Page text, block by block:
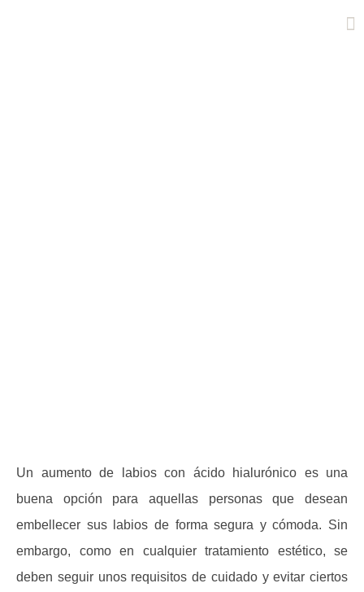
Un aumento de labios con ácido hialurónico es una
buena opción para aquellas personas que desean
embellecer sus labios de forma segura y cómoda. Sin
embargo, como en cualquier tratamiento estético, se
deben seguir unos requisitos de cuidado y evitar ciertos